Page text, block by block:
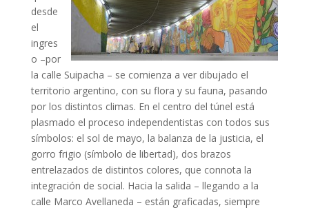
desde
el
ingres
o –por
la calle Suipacha – se comienza a ver dibujado el
territorio argentino, con su flora y su fauna, pasando
por los distintos climas. En el centro del túnel está
plasmado el proceso independentistas con todos sus
símbolos: el sol de mayo, la balanza de la justicia, el
gorro frigio (símbolo de libertad), dos brazos
entrelazados de distintos colores, que connota la
integración de social. Hacia la salida – llegando a la
calle Marco Avellaneda – están graficadas, siempre